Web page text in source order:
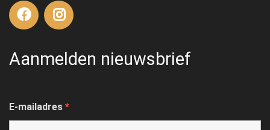
Aanmelden nieuwsbrief
E-mailadres *